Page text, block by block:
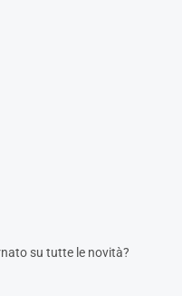
su tutte le novità?